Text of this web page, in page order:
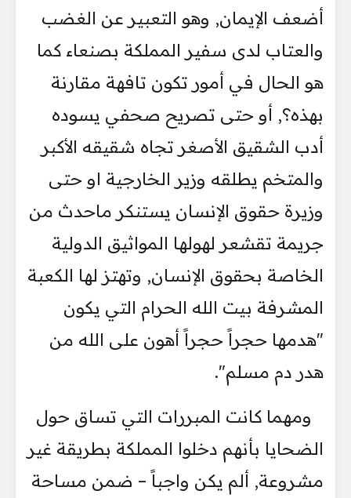
أضعف الإيمان, وهو التعبير عن الغضب
والعتاب لدى سفير المملكة بصنعاء كما
هو الحال في أمور تكون تافهة مقارنة
بهذه؟, أو حتى تصريح صحفي يسوده
أدب الشقيق الأصغر تجاه شقيقه الأكبر
والمتخم يطلقه وزير الخارجية او حتى
وزيرة حقوق الإنسان يستنكر ماحدث من
جريمة تقشعر لهولها المواثيق الدولية
الخاصة بحقوق الإنسان, وتهتز لها الكعبة
المشرفة بيت الله الحرام التي يكون
"هدمها حجراً حجراً أهون على الله من
هدر دم مسلم".
ومهما كانت المبررات التي تساق حول
الضحايا بأنهم دخلوا المملكة بطريقة غير
مشروعة, ألم يكن واجباً – ضمن مساحة